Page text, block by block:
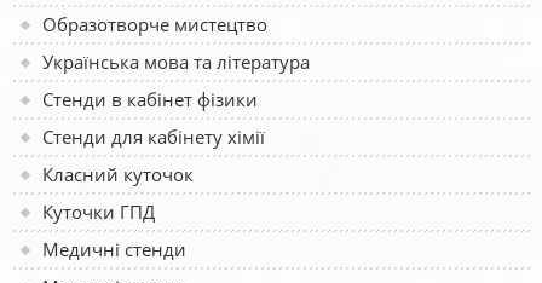
Образотворче мистецтво
Українська мова та література
Стенди в кабінет фізики
Стенди для кабінету хімії
Класний куточок
Куточки ГПД
Медичні стенди